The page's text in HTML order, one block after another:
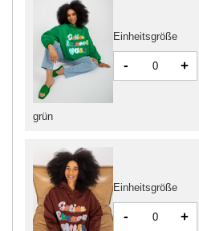
Einheitsgröße
- +
grün
Einheitsgröße
- +